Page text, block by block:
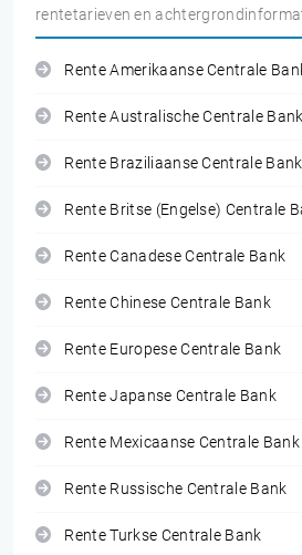
rentetarieven en
Rente Amerikaanse Centrale
Rente Australische Centrale Bank
Rente Braziliaanse Centrale Bank
Rente Britse (Engelse) Centrale
Rente Canadese Centrale Bank
Rente Chinese Centrale Bank
Rente Europese Centrale Bank
Rente Japanse Centrale Bank
Rente Mexicaanse Centrale Bank
Rente Russische Centrale Bank
Rente Turkse Centrale Bank